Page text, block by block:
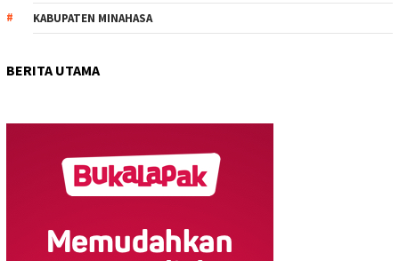
KABUPATEN MINAHASA
BERITA UTAMA